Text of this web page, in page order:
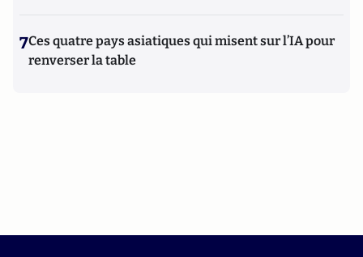
7Ces quatre pays asiatiques qui misent sur l’IA pour
renverser la table